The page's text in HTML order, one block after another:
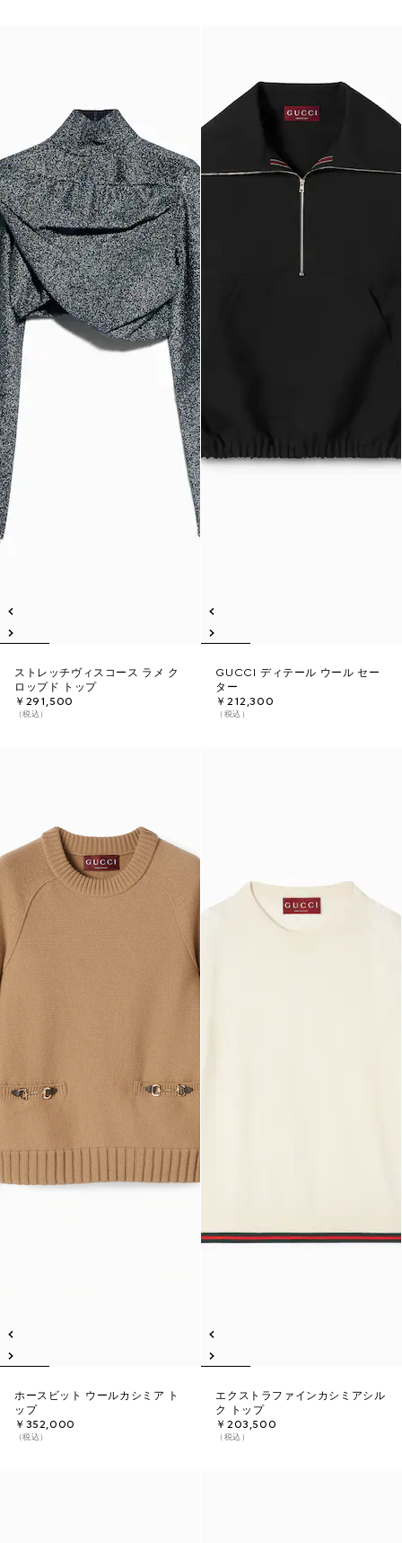
ストレッチヴィスコース ラメ ク
ロップド トップ
￥291,500
（税込）
GUCCI ディテール ウール セー
ター
￥212,300
（税込）
ホースビット ウールカシミア ト
ップ
￥352,000
（税込）
エクストラファインカシミアシル
ク トップ
￥203,500
（税込）